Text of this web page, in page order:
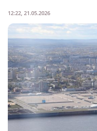
12:22, 21.05.2026